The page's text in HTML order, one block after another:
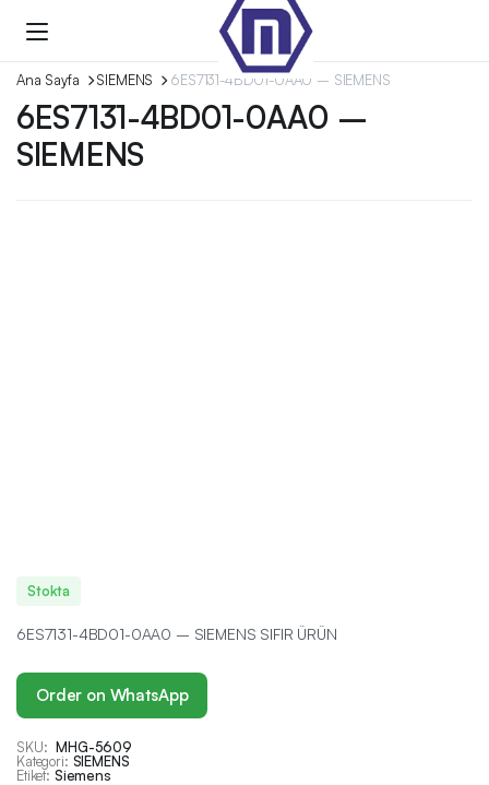
Ana Sayfa SIEMENS 6ES7131-4BD01-0AA0 – SIEMENS
6ES7131-4BD01-0AA0 –
SIEMENS
Stokta
6ES7131-4BD01-0AA0 – SIEMENS SIFIR ÜRÜN
Order on WhatsApp
SKU: MHG-5609
Kategori: SIEMENS
Etiket: Siemens